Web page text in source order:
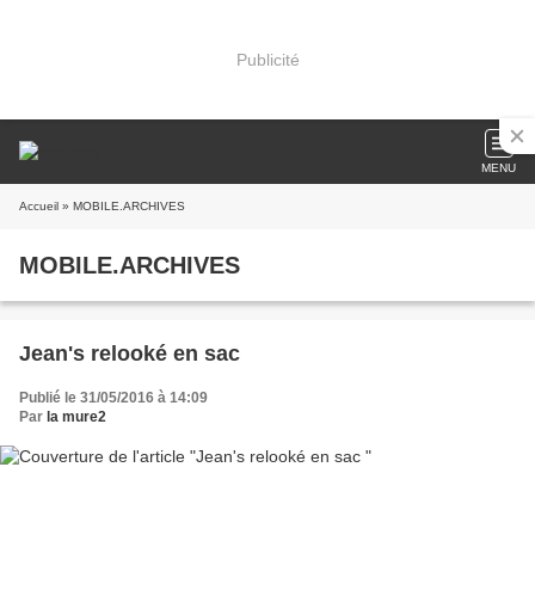
Publicité
MENU
Accueil » MOBILE.ARCHIVES
MOBILE.ARCHIVES
Jean's relooké en sac
Publié le 31/05/2016 à 14:09
Par la mure2